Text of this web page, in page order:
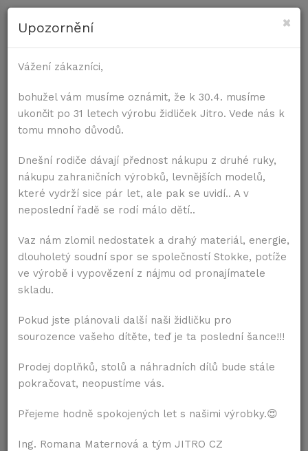
PRE STOLIČKY
×
Upozornění
Vážení zákazníci,
bohužel vám musíme oznámit, že k 30.4. musíme
ukončit po 31 letech výrobu židliček Jitro. Vede nás k
tomu mnoho důvodů.
Dnešní rodiče dávají přednost nákupu z druhé ruky,
nákupu zahraničních výrobků, levnějších modelů,
které vydrží sice pár let, ale pak se uvidí.. A v
neposlední řadě se rodí málo dětí..
Vaz nám zlomil nedostatek a drahý materiál, energie,
dlouholetý soudní spor se společností Stokke, potíže
ve výrobě i vypovězení z nájmu od pronajímatele
skladu.
Pokud jste plánovali další naši židličku pro
sourozence vašeho dítěte, teď je ta poslední šance!!!
Prodej doplňků, stolů a náhradních dílů bude stále
pokračovat, neopustíme vás.
Přejeme hodně spokojených let s našimi výrobky.😍
Ing. Romana Maternová a tým JITRO CZ